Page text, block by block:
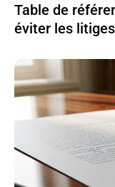
Table de
éviter les